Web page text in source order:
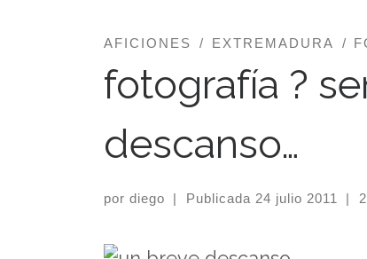
AFICIONES EXTREMADURA
fotografía ?
descanso…
por diego | Publicada 24 julio 2011 |